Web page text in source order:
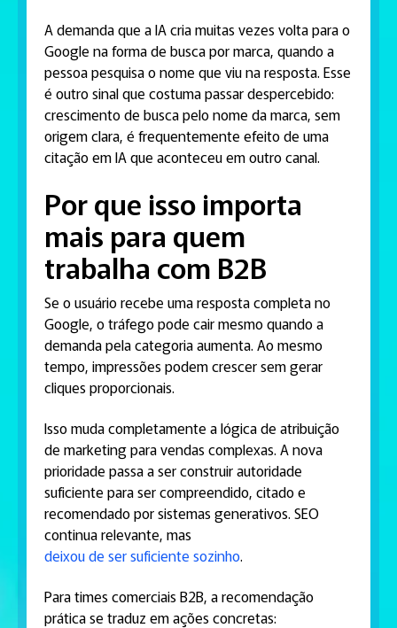
A demanda que a IA cria muitas vezes volta para o
Google na forma de busca por marca, quando a
pessoa pesquisa o nome que viu na resposta. Esse
é outro sinal que costuma passar despercebido:
crescimento de busca pelo nome da marca, sem
origem clara, é frequentemente efeito de uma
citação em IA que aconteceu em outro canal.
Por que isso importa
mais para quem
trabalha com B2B
Se o usuário recebe uma resposta completa no
Google, o tráfego pode cair mesmo quando a
demanda pela categoria aumenta. Ao mesmo
tempo, impressões podem crescer sem gerar
cliques proporcionais.
Isso muda completamente a lógica de atribuição
de marketing para vendas complexas. A nova
prioridade passa a ser construir autoridade
suficiente para ser compreendido, citado e
recomendado por sistemas generativos. SEO
continua relevante, mas
deixou de ser suficiente sozinho.
Para times comerciais B2B, a recomendação
prática se traduz em ações concretas: